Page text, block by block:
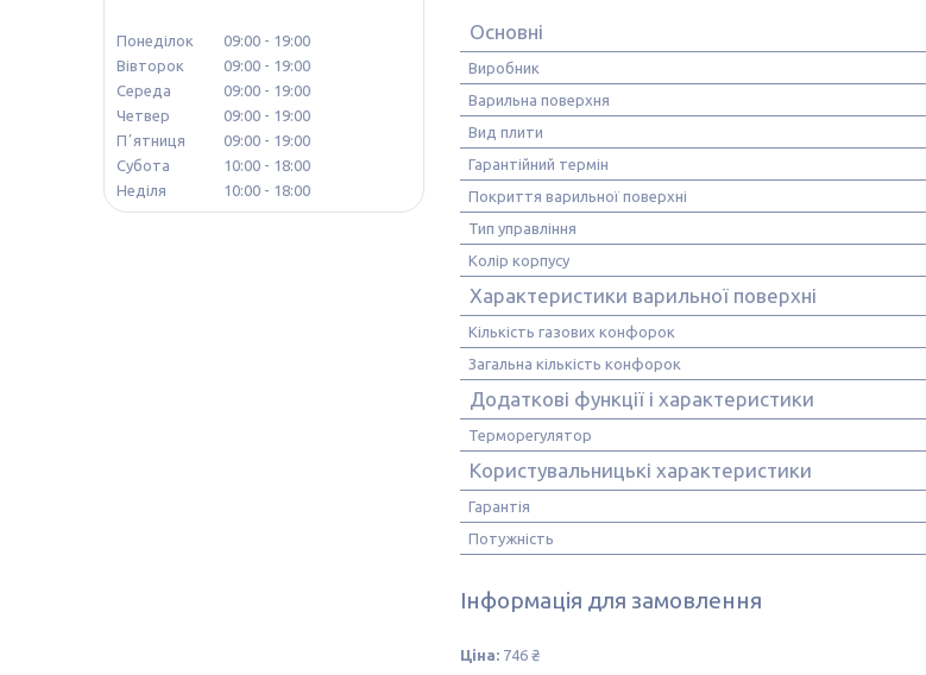
Основні
Виробник
Варильна поверхня
Вид плити
Гарантійний термін
Покриття варильної поверхні
Тип управління
Колір корпусу
Характеристики варильної поверхні
Кількість газових конфорок
Загальна кількість конфорок
Додаткові функції і характеристики
Терморегулятор
Користувальницькі характеристики
Гарантія
Потужність
Інформація для замовлення
Ціна: 746 ₴
Понеділок 09:00
19:00
Вівторок
09:00
19:00
Середа
09:00
19:00
Четвер
09:00
19:00
Пʼятниця
09:00
19:00
Субота
10:00
18:00
Неділя
10:00 18:00